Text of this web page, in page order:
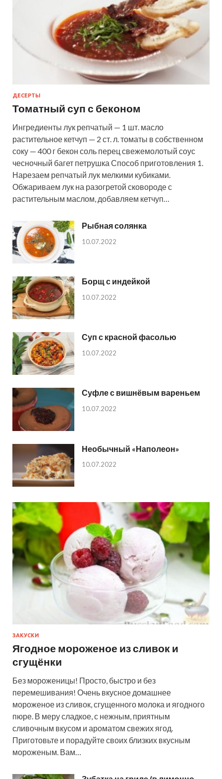
ДЕСЕРТЫ
Томатный суп с беконом
Ингредиенты лук репчатый — 1 шт. масло
растительное кетчуп — 2 ст. л. томаты в собственном
соку — 400 г бекон соль перец свежемолотый соус
чесночный багет петрушка Способ приготовления 1.
Нарезаем репчатый лук мелкими кубиками.
Обжариваем лук на разогретой сковороде с
растительным маслом, добавляем кетчуп…
Рыбная солянка
10.07.2022
Борщ с индейкой
10.07.2022
Суп с красной фасолью
10.07.2022
Суфле с вишнёвым вареньем
10.07.2022
Необычный «Наполеон»
10.07.2022
ЗАКУСКИ
Ягодное мороженое из сливок и
сгущёнки
Без мороженицы! Просто, быстро и без
перемешивания! Очень вкусное домашнее
мороженое из сливок, сгущенного молока и ягодного
пюре. В меру сладкое, с нежным, приятным
сливочным вкусом и ароматом свежих ягод.
Приготовьте и порадуйте своих близких вкусным
мороженым. Вам…